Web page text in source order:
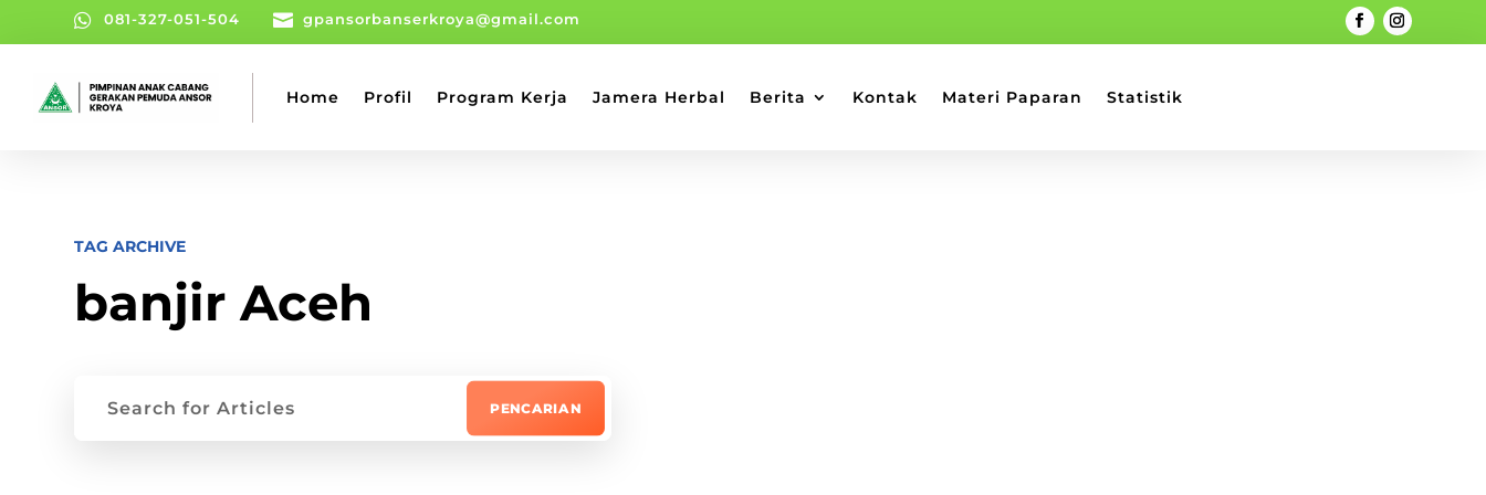
 081-327-051-504  gpansorbanserkroya@gmail.com
Home Profil Program Kerja Jamera Herbal Berita Kontak Materi Paparan Statistik
TAG ARCHIVE
banjir Aceh